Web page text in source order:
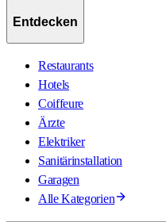
Entdecken
Restaurants
Hotels
Coiffeure
Ärzte
Elektriker
Sanitärinstallation
Garagen
Alle Kategorien